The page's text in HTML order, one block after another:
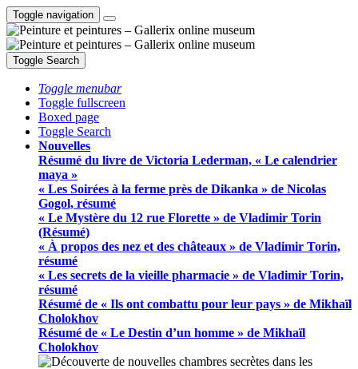
Toggle navigation
Toggle Search
Toggle menubar
Toggle fullscreen
Boxed page
Toggle Search
Nouvelles
Résumé du livre de Victoria Lederman, « Le calendrier
maya »
« Les Soirées à la ferme près de Dikanka » de Nicolas
Gogol, résumé
« Le Mystère du 12 rue Florette » de Vladimir Torin
(Résumé)
« À propos des nez et des châteaux » de Vladimir Torin,
résumé
« Les secrets de la vieille pharmacie » de Vladimir Torin,
résumé
Résumé de « Ils ont combattu pour leur pays » de Mikhaïl
Cholokhov
Résumé de « Le Destin d’un homme » de Mikhaïl
Cholokhov